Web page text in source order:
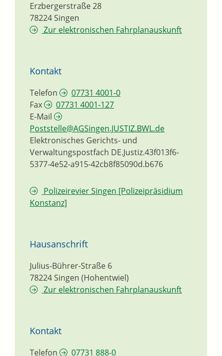
Erzbergerstraße 28
78224Singen
Zur elektronischen Fahrplanauskunft
Kontakt
Telefon
07731 4001-0
Fax
07731 4001-127
E-Mail
Poststelle@AGSingen.JUSTIZ.BWL.de
Elektronisches Gerichts- und
Verwaltungspostfach DE.Justiz.43f013f6-
5377-4e52-a915-42cb8f85090d.b676
Polizeirevier Singen [Polizeipräsidium
Konstanz]
Hausanschrift
Julius-Bührer-Straße 6
78224Singen (Hohentwiel)
Zur elektronischen Fahrplanauskunft
Kontakt
Telefon 07731 888-0